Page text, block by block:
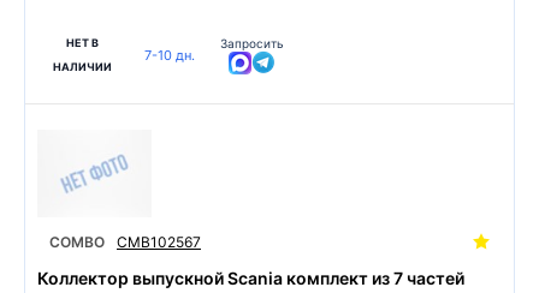
НЕТ В
НАЛИЧИИ
7-10 дн.
Запросить
COMBO CMB102567
Коллектор выпускной Scania комплект из 7 частей